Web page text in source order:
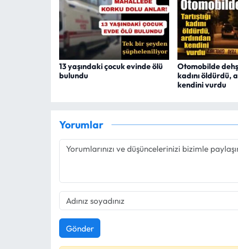
13 yaşındaki çocuk evinde ölü
bulundu
Otomobilde
kadını öldürdü,
kendini vurdu
Yorumlar
Gönder